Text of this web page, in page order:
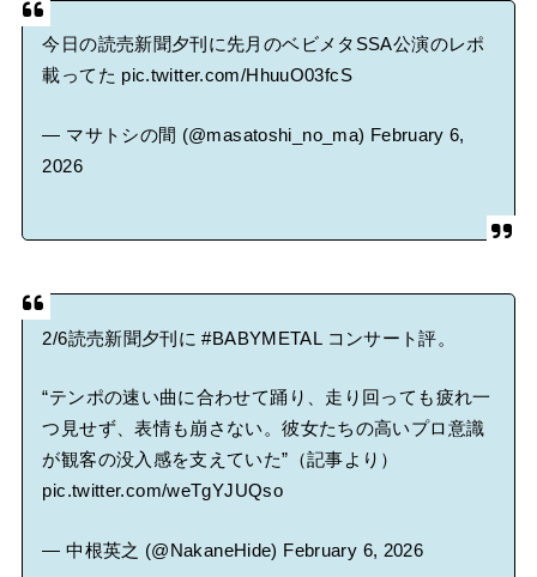
Powered by livedoor 相互RSS
今日の読売新聞夕刊に先月のベビメタSSA公演のレポ
載ってた pic.twitter.com/HhuuO03fcS
— マサトシの間 (@masatoshi_no_ma) February 6,
2026
2/6読売新聞夕刊に#BABYMETALコンサート評。
“テンポの速い曲に合わせて踊り、走り回っても疲れ一
つ見せず、表情も崩さない。彼女たちの高いプロ意識
が観客の没入感を支えていた”（記事より）
pic.twitter.com/weTgYJUQso
— 中根英之 (@NakaneHide) February 6, 2026